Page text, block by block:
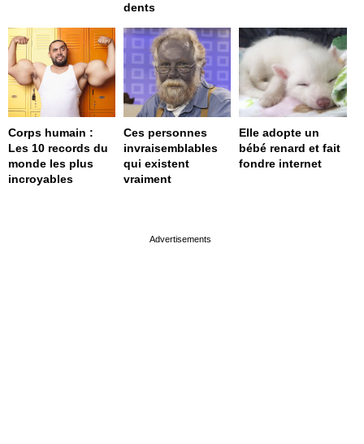
dents
Corps humain :
Les 10 records du
monde les plus
incroyables
Ces personnes
invraisemblables
qui existent
vraiment
Elle adopte un
bébé renard et fait
fondre internet